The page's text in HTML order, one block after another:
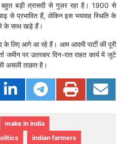
बड़ी त्रासदी से गुज़र रहा है। 1900 से
से प्रभावित हैं, लेकिन इस भयावह स्थिति के
के साथ खड़े हैं।
लिए आगे आ रहे हैं। आम आदमी पार्टी की पूरी
जमीन पर उतरकर दिन-रात राहत कार्य में जुटे
असली ताक़त है।
make in india
indian farmers